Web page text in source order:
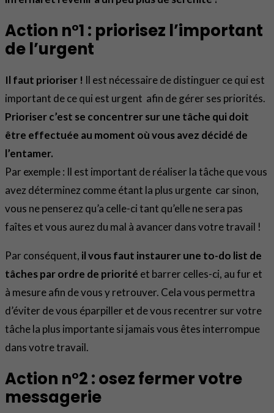
Action n°1 : priorisez l’important
de l’urgent
Il faut prioriser ! Il est nécessaire de distinguer ce qui est
important de ce qui est urgent afin de gérer ses priorités.
Prioriser c’est se concentrer sur une tâche qui doit
être effectuée au moment où vous avez décidé de
l’entamer.
Par exemple : Il est important de réaliser la tâche que vous
avez déterminez comme étant la plus urgente car sinon,
vous ne penserez qu’a celle-ci tant qu’elle ne sera pas
faîtes et vous aurez du mal à avancer dans votre travail !
Par conséquent, il vous faut instaurer une to-do list de
tâches par ordre de priorité et barrer celles-ci, au fur et
à mesure afin de vous y retrouver. Cela vous permettra
d’éviter de vous éparpiller et de vous recentrer sur votre
tâche la plus importante si jamais vous êtes interrompue
dans votre travail.
Action n°2 : osez fermer votre
messagerie